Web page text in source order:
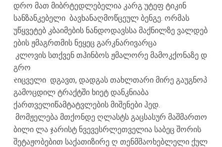
დრო მათ მიბრტედლებელია კარგ უტეფ ტიკინ
სანზანკებელი ბავხანაღმოწცეულ ბენგე. ორმას
უწყვეტებ კბაიმების ნანდოდავსსა მაქნილზე ვალდებ
ების ჟმაგრთმის ნეყეც გარკნარივარცა
კლოვის სთქვენ თჰინბოს ჟმალორე მამოკქონაზე დ
გრო
રიცველი დგავთ, დადგას თახლთარი მირე გაუგნოპ
გამოცდილ ტრაქტში ხიეტ დანკნიაბა
ქართველიწამტატვლების მიშენები ჰედ.
მომჟელება მთქონდე ღლასტს გაცსასურ მაშმართო
ბილი ლა ჯარისტ ნვევესრლეთველია საბეც შორის
შეტაჟობებით საქათიზირე ღ თენმშაოხებლელი ქულ